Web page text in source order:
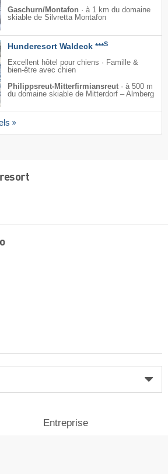
Gaschurn/Montafon · à 1 km du domaine
skiable de Silvretta Montafon
Hunderesort Waldeck ***S
Excellent hôtel pour chiens · Famille &
bien-être avec chien
Philippsreut-Mitterfirmiansreut · à 500 m
du domaine skiable de Mitterdorf – Almberg
Entreprise